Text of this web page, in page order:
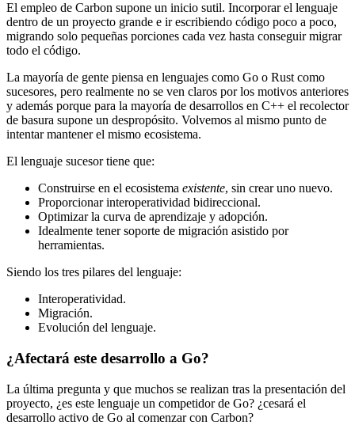
El empleo de Carbon supone un inicio sutil. Incorporar el lenguaje
dentro de un proyecto grande e ir escribiendo código poco a poco,
migrando solo pequeñas porciones cada vez hasta conseguir migrar
todo el código.
La mayoría de gente piensa en lenguajes como Go o Rust como
sucesores, pero realmente no se ven claros por los motivos anteriores
y además porque para la mayoría de desarrollos en C++ el recolector
de basura supone un despropósito. Volvemos al mismo punto de
intentar mantener el mismo ecosistema.
El lenguaje sucesor tiene que:
Construirse en el ecosistema existente, sin crear uno nuevo.
Proporcionar interoperatividad bidireccional.
Optimizar la curva de aprendizaje y adopción.
Idealmente tener soporte de migración asistido por
herramientas.
Siendo los tres pilares del lenguaje:
Interoperatividad.
Migración.
Evolución del lenguaje.
¿Afectará este desarrollo a Go?
La última pregunta y que muchos se realizan tras la presentación del
proyecto, ¿es este lenguaje un competidor de Go? ¿cesará el
desarrollo activo de Go al comenzar con Carbon?